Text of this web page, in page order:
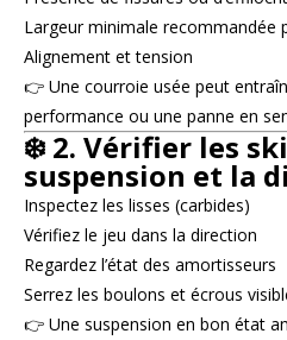
Largeur minimale recommandée
Alignement et tension
👉 Une courroie usée peut
performance ou une panne en
❄️ 2. Vérifier les
suspension et la
Inspectez les lisses (carbides)
Vérifiez le jeu dans la direction
Regardez l’état des amortisseurs
Serrez les boulons et écrous
👉 Une suspension en bon état